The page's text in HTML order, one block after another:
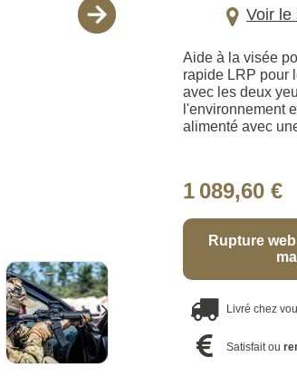
Voir le
Aide à la visée
rapide LRP pour
avec les deux
l'environnement
alimenté avec
1 089,60 €
Rupture
Livré chez
Satisfait ou